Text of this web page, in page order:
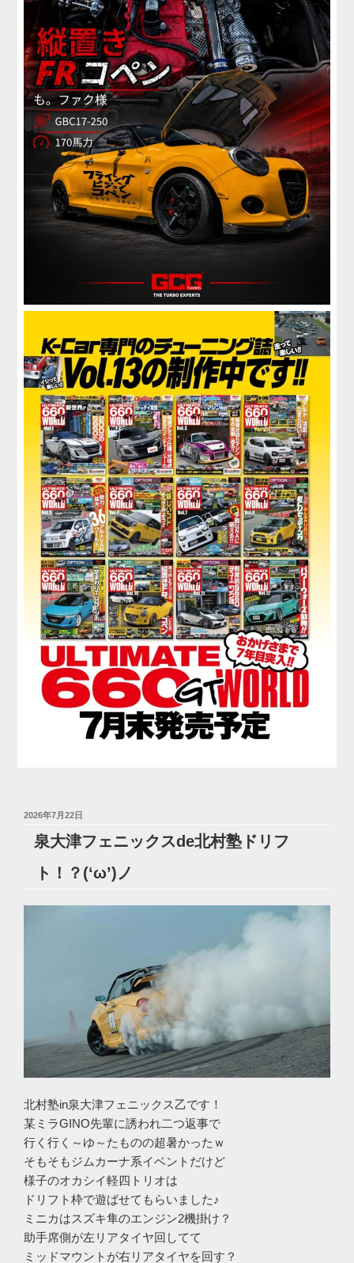
投
2026年7月22日
泉大津フェニックスde北村塾ドリフ
ト！？(‘ω’)ノ
北村塾in泉大津フェニックス乙です！
某ミラGINO先輩に誘われ二つ返事で
行く行く～ゆ～たものの超暑かったｗ
そもそもジムカーナ系イベントだけど
様子のオカシイ軽四トリオは
ドリフト枠で遊ばせてもらいました♪
ミニカはスズキ隼のエンジン2機掛け？
助手席側が左リアタイヤ回してて
ミッドマウントが右リアタイヤを回す？